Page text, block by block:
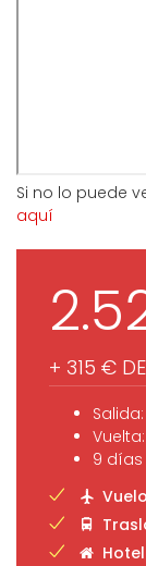
Si no lo puede
aquí
+ 315 €
9 días